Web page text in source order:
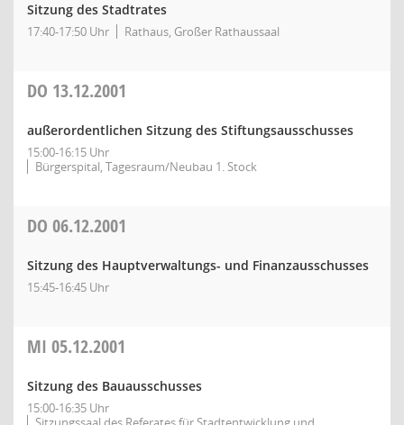
Sitzung des Stadtrates
17:40-17:50 Uhr Rathaus, Großer Rathaussaal
DO 13.12.2001
außerordentlichen Sitzung des Stiftungsausschusses
15:00-16:15 Uhr
Bürgerspital, Tagesraum/Neubau 1. Stock
DO 06.12.2001
Sitzung des Hauptverwaltungs- und Finanzausschusses
15:45-16:45 Uhr
MI 05.12.2001
Sitzung des Bauausschusses
15:00-16:35 Uhr